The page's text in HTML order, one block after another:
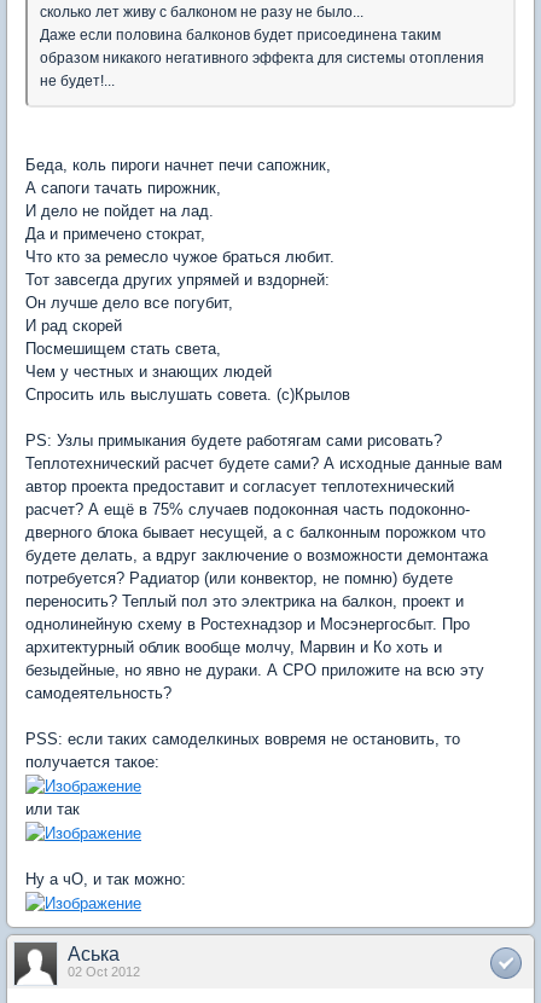
сколько лет живу с балконом не разу не было...
Даже если половина балконов будет присоединена таким
образом никакого негативного эффекта для системы отопления
не будет!...
Беда, коль пироги начнет печи сапожник,
А сапоги тачать пирожник,
И дело не пойдет на лад.
Да и примечено стократ,
Что кто за ремесло чужое браться любит.
Тот завсегда других упрямей и вздорней:
Он лучше дело все погубит,
И рад скорей
Посмешищем стать света,
Чем у честных и знающих людей
Спросить иль выслушать совета. (с)Крылов
PS: Узлы примыкания будете работягам сами рисовать?
Теплотехнический расчет будете сами? А исходные данные вам
автор проекта предоставит и согласует теплотехнический
расчет? А ещё в 75% случаев подоконная часть подоконно-
дверного блока бывает несущей, а с балконным порожком что
будете делать, а вдруг заключение о возможности демонтажа
потребуется? Радиатор (или конвектор, не помню) будете
переносить? Теплый пол это электрика на балкон, проект и
однолинейную схему в Ростехнадзор и Мосэнергосбыт. Про
архитектурный облик вообще молчу, Марвин и Ко хоть и
безыдейные, но явно не дураки. А СРО приложите на всю эту
самодеятельность?
PSS: если таких самоделкиных вовремя не остановить, то
получается такое:
или так
Ну а чО, и так можно:
Аська
02 Oct 2012